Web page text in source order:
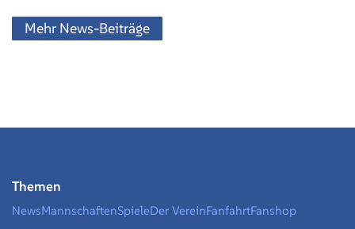
Mehr News-Beiträge
Themen
NewsMannschaftenSpieleDer VereinFanfahrtFanshop